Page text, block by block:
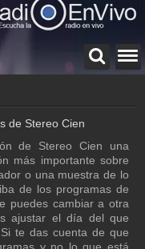
de Stereo Cien
de Stereo Cien una
más importante sobre
o una muestra de lo
de los programas de
puedes cambiar a otra
ajustar el día del que
te das cuenta de que